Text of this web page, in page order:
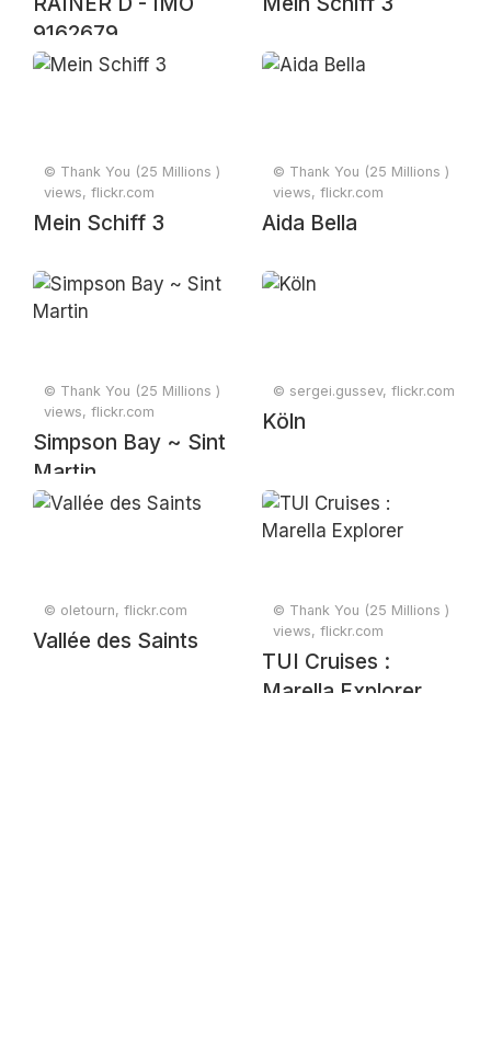
9162679
© Thank You (25 Millions )
views, flickr.com
Mein Schiff 3
© Thank You (25 Millions )
views, flickr.com
Aida Bella
© Thank You (25 Millions )
views, flickr.com
Simpson Bay ~ Sint
Martin
© sergei.gussev, flickr.com
Köln
© oletourn, flickr.com
Vallée des Saints
© Thank You (25 Millions )
views, flickr.com
TUI Cruises :
Marella Explorer